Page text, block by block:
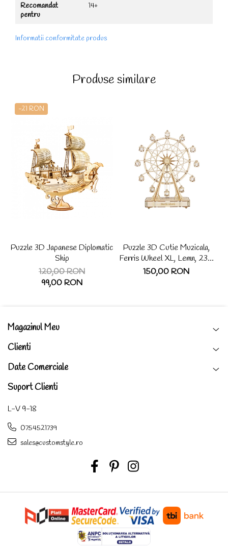
Recomandat
pentru
14+
Informatii conformitate produs
Produse similare
-21 RON
Puzzle 3D Japanese Diplomatic
Ship
120,00 RON
99,00 RON
Puzzle 3D Cutie Muzicala,
Ferris Wheel XL, Lemn, 232
de piese
150,00 RON
Magazinul Meu
Clienti
Date Comerciale
Suport Clienti
L-V 9-18
0754521739
sales@customstyle.ro